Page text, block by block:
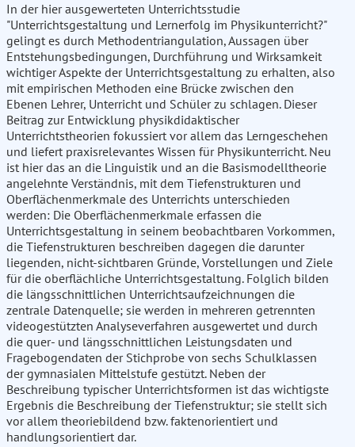
In der hier ausgewerteten Unterrichtsstudie
"Unterrichtsgestaltung und Lernerfolg im Physikunterricht?"
gelingt es durch Methodentriangulation, Aussagen über
Entstehungsbedingungen, Durchführung und Wirksamkeit
wichtiger Aspekte der Unterrichtsgestaltung zu erhalten, also
mit empirischen Methoden eine Brücke zwischen den
Ebenen Lehrer, Unterricht und Schüler zu schlagen. Dieser
Beitrag zur Entwicklung physikdidaktischer
Unterrichtstheorien fokussiert vor allem das Lerngeschehen
und liefert praxisrelevantes Wissen für Physikunterricht. Neu
ist hier das an die Linguistik und an die Basismodelltheorie
angelehnte Verständnis, mit dem Tiefenstrukturen und
Oberflächenmerkmale des Unterrichts unterschieden
werden: Die Oberflächenmerkmale erfassen die
Unterrichtsgestaltung in seinem beobachtbaren Vorkommen,
die Tiefenstrukturen beschreiben dagegen die darunter
liegenden, nicht-sichtbaren Gründe, Vorstellungen und Ziele
für die oberflächliche Unterrichtsgestaltung. Folglich bilden
die längsschnittlichen Unterrichtsaufzeichnungen die
zentrale Datenquelle; sie werden in mehreren getrennten
videogestützten Analyseverfahren ausgewertet und durch
die quer- und längsschnittlichen Leistungsdaten und
Fragebogendaten der Stichprobe von sechs Schulklassen
der gymnasialen Mittelstufe gestützt. Neben der
Beschreibung typischer Unterrichtsformen ist das wichtigste
Ergebnis die Beschreibung der Tiefenstruktur; sie stellt sich
vor allem theoriebildend bzw. faktenorientiert und
handlungsorientiert dar.